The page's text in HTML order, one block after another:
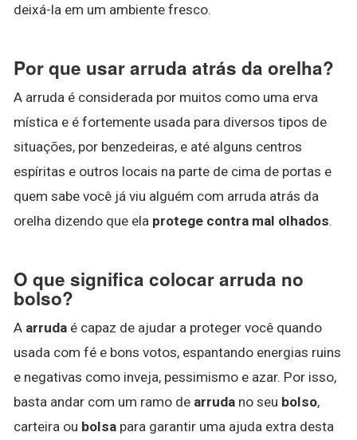
deixá-la em um ambiente fresco.
Por que usar arruda atrás da orelha?
A arruda é considerada por muitos como uma erva
mística e é fortemente usada para diversos tipos de
situações, por benzedeiras, e até alguns centros
espíritas e outros locais na parte de cima de portas e
quem sabe você já viu alguém com arruda atrás da
orelha dizendo que ela protege contra mal olhados.
O que significa colocar arruda no
bolso?
A arruda é capaz de ajudar a proteger você quando
usada com fé e bons votos, espantando energias ruins
e negativas como inveja, pessimismo e azar. Por isso,
basta andar com um ramo de arruda no seu bolso,
carteira ou bolsa para garantir uma ajuda extra desta